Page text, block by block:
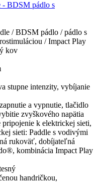
- BDSM pádlo s
/ BDSM pádlo / pádlo s
/ Impact Play
kov
stupne intenzity, vybíjanie
a vypnutie, tlačidlo
zvyškového napätia
k elektrickej sieti,
sieti: Paddle s vodivými
rukoväť, dobíjateľná
kombinácia Impact Play
handričkou,